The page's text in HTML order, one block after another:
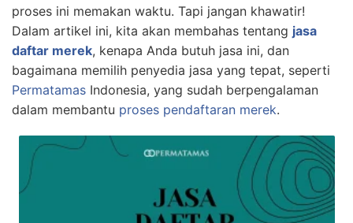
proses ini memakan waktu. Tapi jangan khawatir!
Dalam artikel ini, kita akan membahas tentang jasa
daftar merek, kenapa Anda butuh jasa ini, dan
bagaimana memilih penyedia jasa yang tepat, seperti
Permatamas Indonesia, yang sudah berpengalaman
dalam membantu proses pendaftaran merek.